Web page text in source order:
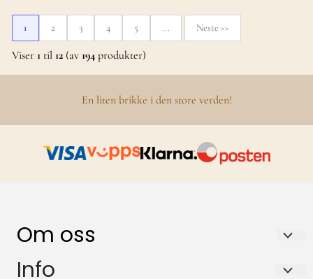
1 2 3 4 5 ... Neste >>
Viser 1til 12(av 194produkter)
En liten brikke i den store verden!
Om oss
BRILLESLANGEN AS
Info